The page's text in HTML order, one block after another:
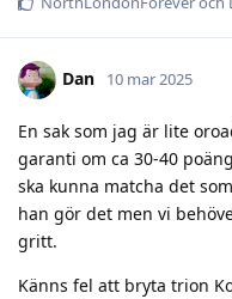
Dan 10 mar 2025
En sak som jag är lite
garanti om ca 30-40
ska kunna matcha det
han gör det men vi
gritt.
Känns fel att bryta trion